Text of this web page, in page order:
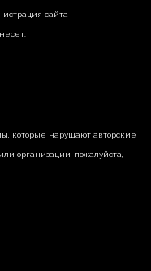
сайта
которые нарушают авторские
организации, пожалуйста,